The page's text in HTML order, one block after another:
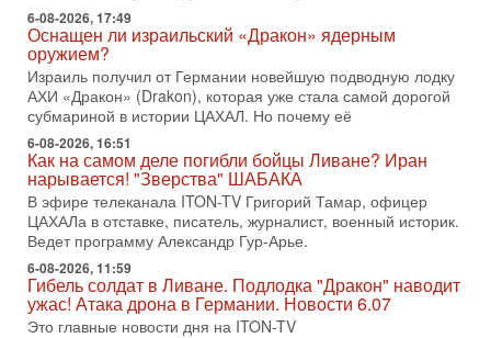
Голоса русскоязычных репатриантов не раз кардинально
меняли политический ландшафт Израиля. Достаточно
вспомнить взлет партии «Исраэль ба-алия», когда
31-07-2026, 17:00
Тайны закрытых дверей: о чём на самом деле
молчат Трамп и Нетаньяху?
Недавний визит премьер-министра Израиля Биньямина
Нетаньяху в США и его встреча с Дональдом Трампом
оставили больше вопросов, чем ответов. Полная
31-07-2026, 15:18
Иран готовит покушение на Нетаниягу! Трамп не
хочет эскалации, но КСИР готовит взрыв!
В эфире телеканала ITON-TV СЕРГЕЙ МИГДАЛЬ, эксперт
по вопросам безопасности, офицер запаса
Международного управления полиции Израиля, автор
6-08-2026, 17:49
Оснащен ли израильский «Дракон» ядерным
оружием?
Израиль получил от Германии новейшую подводную лодку
АХИ «Дракон» (Drakon), которая уже стала самой дорогой
субмариной в истории ЦАХАЛ. Но почему её
6-08-2026, 16:51
Как на самом деле погибли бойцы Ливане? Иран
нарывается! "Зверства" ШАБАКА
В эфире телеканала ITON-TV Григорий Тамар, офицер
ЦАХАЛа в отставке, писатель, журналист, военный историк.
Ведет программу Александр Гур-Арье.
6-08-2026, 11:59
Гибель солдат в Ливане. Подлодка "Дракон" наводит
ужас! Атака дрона в Германии. Новости 6.07
Это главные новости дня на ITON-TV